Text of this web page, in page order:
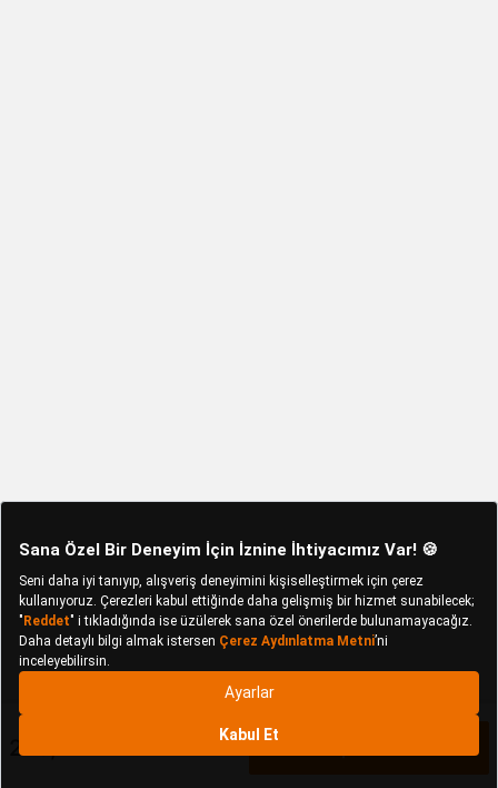
246,42 TL